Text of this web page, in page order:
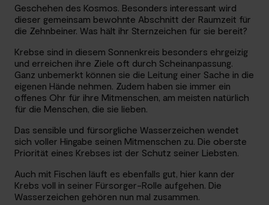
Geschehen des Kosmos. Besonders interessant wird
dieser gemeinsam bewohnte Abschnitt der Raumzeit für
die Zehnbeiner. Was hält ihr Sternzeichen für sie bereit?
Krebse sind in diesem Sonnenkreis besonders ehrgeizig
und erreichen ihre Ziele oft durch Scheinanpassung.
Ganz unbemerkt können sie die Leitung einer Sache in die
eigenen Hände nehmen. Zudem haben sie immer ein
offenes Ohr für ihre Mitmenschen, am meisten natürlich
für die Menschen, die sie lieben.
Das sensible und fürsorgliche Wasserzeichen wendet
sich voller Hingabe seinen Mitmenschen zu. Die oberste
Priorität eines Krebses ist der Schutz seiner Liebsten.
Auch mit Fischen läuft es ebenfalls gut, hier kann der
Krebs voll in seiner Fürsorger-Rolle aufgehen. Die
Wasserzeichen gehören nun mal zusammen.